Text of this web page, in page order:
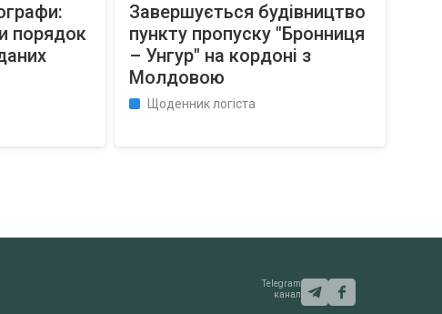
порядок
Завершується будівництво
пункту пропуску "Бронниця
– Унгур" на кордоні з
Молдовою
Щоденник логіста
Telegram
канал